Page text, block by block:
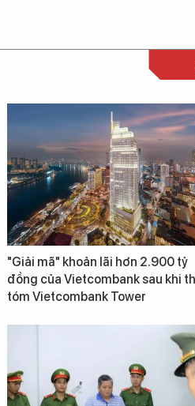
"Giải mã" khoản lãi hơn 2.900 tỷ
đồng của Vietcombank sau khi
tóm Vietcombank Tower